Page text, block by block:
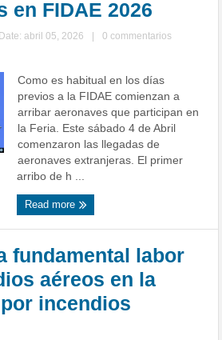
en FIDAE 2026
Date: abril 05, 2026
0 commentarios
Como es habitual en los días
previos a la FIDAE comienzan a
arribar aeronaves que participan en
la Feria. Este sábado 4 de Abril
comenzaron las llegadas de
aeronaves extranjeras. El primer
arribo de h ...
Read more
fundamental labor
aéreos en la
incendios